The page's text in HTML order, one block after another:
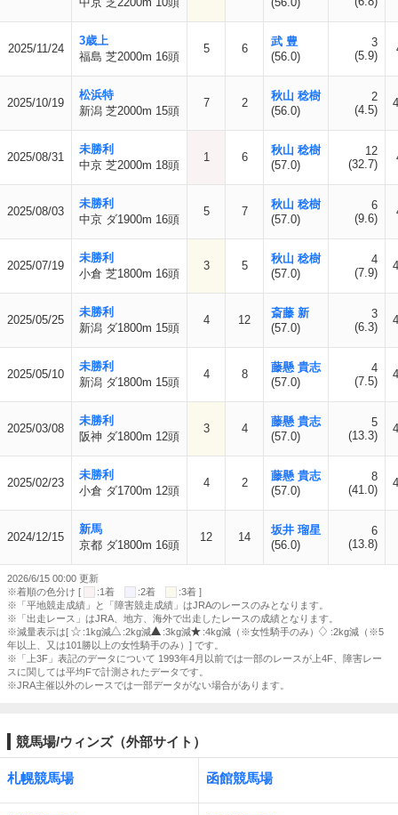
2025/11/24
3歳上
福島 芝2000m 16頭
5 6
武 豊
(56.0)
3
(5.9)
2025/10/19
松浜特
新潟 芝2000m 15頭
7 2
秋山 稔樹
(56.0)
2
(4.5)
2025/08/31
未勝利
中京 芝2000m 18頭
1 6
秋山 稔樹
(57.0)
12
(32.7)
2025/08/03
未勝利
中京 ダ1900m 16頭
5 7
秋山 稔樹
(57.0)
6
(9.6)
2025/07/19
未勝利
小倉 芝1800m 16頭
3 5
秋山 稔樹
(57.0)
4
(7.9)
2025/05/25
未勝利
新潟 ダ1800m 15頭
4 12
斎藤 新
(57.0)
3
(6.3)
2025/05/10
未勝利
新潟 ダ1800m 15頭
4 8
藤懸 貴志
(57.0)
4
(7.5)
2025/03/08
未勝利
阪神 ダ1800m 12頭
3 4
藤懸 貴志
(57.0)
5
(13.3)
2025/02/23
未勝利
小倉 ダ1700m 12頭
4 2
藤懸 貴志
(57.0)
8
(41.0)
2024/12/15
新馬
京都 ダ1800m 16頭
12 14
坂井 瑠星
(56.0)
6
(13.8)
2026/6/15 00:00 更新
※着順の色分け [
:1着 :2着
:3着 ]
※「平地競走成績」と「障害競走成績」はJRAのレースのみとなります。
※「出走レース」はJRA、地方、海外で出走したレースの成績となります。
※減量表示は[
:1kg減 :2kg減 :3kg減 :4kg減（※女性騎手のみ）
:2kg減（※5
年以上、又は101勝以上の女性騎手のみ）] です。
※「上3F」表記のデータについて 1993年4月以前では一部のレースが上4F、障害レー
スに関しては平均Fで計測されたデータです。
※JRA主催以外のレースでは一部データがない場合があります。
競馬場/ウィンズ（外部サイト）
札幌競馬場 函館競馬場